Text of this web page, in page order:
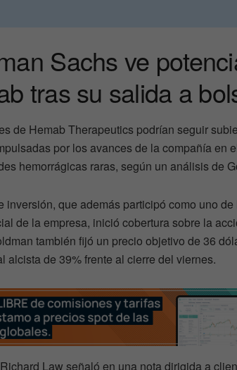
Sachs ve
tras su salida a
de Hemab Therapeutics podrían seguir
por los avances de la compañía en
hemorrágicas raras, según un análisis de
inversión, que además participó como uno
de la empresa, inició cobertura sobre la
también fijó un precio objetivo de 36
alcista de 39% frente al cierre del viernes.
Law señaló en una nota dirigida a